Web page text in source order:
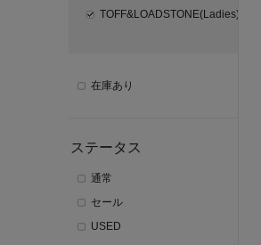
TOFF&LOADSTONE(Ladies)
在庫あり
ステータス
通常
セール
USED